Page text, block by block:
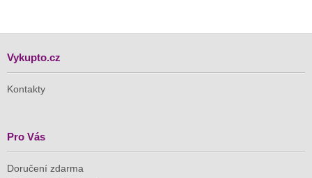
Vykupto.cz
Kontakty
Pro Vás
Doručení zdarma